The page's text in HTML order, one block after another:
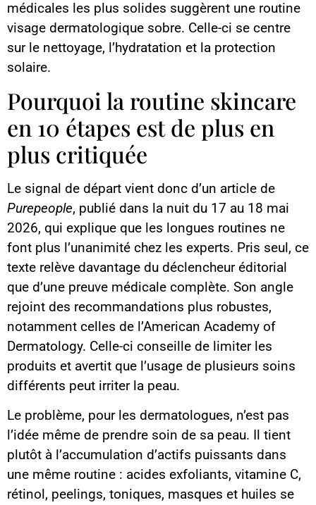
médicales les plus solides suggèrent une routine
visage dermatologique sobre. Celle-ci se centre
sur le nettoyage, l’hydratation et la protection
solaire.
Pourquoi la routine skincare
en 10 étapes est de plus en
plus critiquée
Le signal de départ vient donc d’un article de
Purepeople, publié dans la nuit du 17 au 18 mai
2026, qui explique que les longues routines ne
font plus l’unanimité chez les experts. Pris seul, ce
texte relève davantage du déclencheur éditorial
que d’une preuve médicale complète. Son angle
rejoint des recommandations plus robustes,
notamment celles de l’American Academy of
Dermatology. Celle-ci conseille de limiter les
produits et avertit que l’usage de plusieurs soins
différents peut irriter la peau.
Le problème, pour les dermatologues, n’est pas
l’idée même de prendre soin de sa peau. Il tient
plutôt à l’accumulation d’actifs puissants dans
une même routine : acides exfoliants, vitamine C,
rétinol, peelings, toniques, masques et huiles se